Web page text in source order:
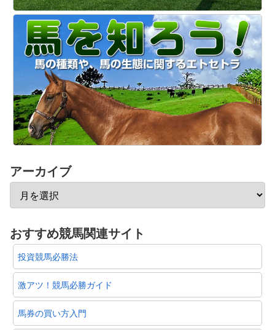
アーカイブ
おすすめ競馬関連サイト
投資競馬必勝法
激アツ！競馬必勝ガイド
馬券の買い方入門